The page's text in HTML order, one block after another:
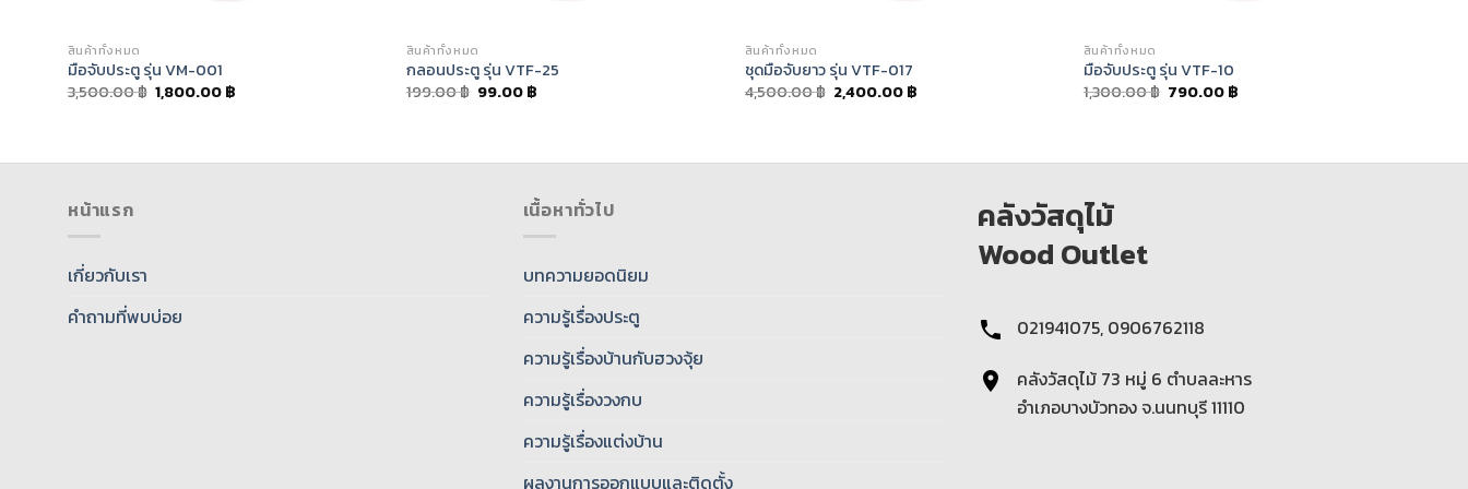
สินค้าทั้งหมด
มือจับประตู รุ่น VM-001
3,500.00฿ 1,800.00฿
สินค้าทั้งหมด
กลอนประตู รุ่น VTF-25
199.00฿ 99.00฿
สินค้าทั้งหมด
ชุดมือจับยาว รุ่น VTF-017
4,500.00฿ 2,400.00฿
สินค้าทั้งหมด
มือจับประตู รุ่น VTF-10
1,300.00฿ 790.00฿
หน้าแรก
เกี่ยวกับเรา
คำถามที่พบบ่อย
เนื้อหาทั่วไป
บทความยอดนิยม
ความรู้เรื่องประตู
ความรู้เรื่องบ้านกับฮวงจุ้ย
ความรู้เรื่องวงกบ
ความรู้เรื่องแต่งบ้าน
ผลงานการออกแบบและติดตั้ง
คลังวัสดุไม้
Wood Outlet
021941075, 0906762118
คลังวัสดุไม้ 73 หมู่ 6 ตําบลละหาร
อำเภอบางบัวทอง จ.นนทบุรี 11110